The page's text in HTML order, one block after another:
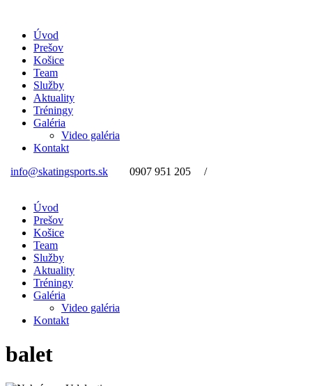
Úvod
Prešov
Košice
Team
Služby
Aktuality
Tréningy
Galéria
Video galéria
Kontakt
info@skatingsports.sk
0907 951 205 /
Úvod
Prešov
Košice
Team
Služby
Aktuality
Tréningy
Galéria
Video galéria
Kontakt
balet